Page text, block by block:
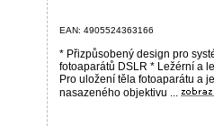
EAN: 4905524363166
* Přizpůsobený design pro
fotoaparátů DSLR * Ležérní a
Pro uložení těla fotoaparátu a
nasazeného objektivu ...